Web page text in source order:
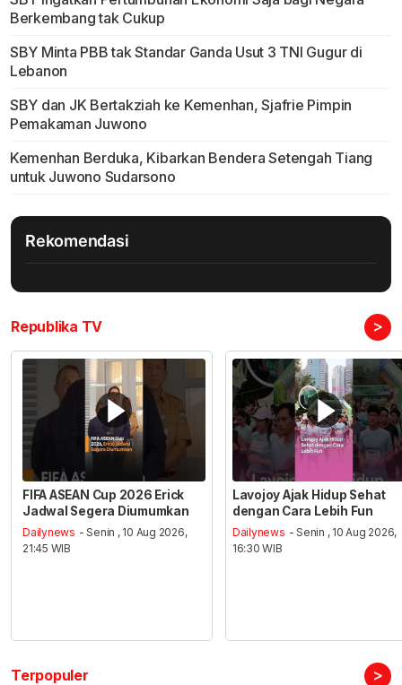
Berkembang tak Cukup
SBY Minta PBB tak Standar Ganda Usut 3 TNI Gugur di
Lebanon
SBY dan JK Bertakziah ke Kemenhan, Sjafrie Pimpin
Pemakaman Juwono
Kemenhan Berduka, Kibarkan Bendera Setengah Tiang
untuk Juwono Sudarsono
Rekomendasi
Republika TV >
FIFA ASEAN Cup 2026 Erick
Jadwal Segera Diumumkan
Dailynews - Senin , 10 Aug 2026,
21:45 WIB
Lavojoy Ajak Hidup Sehat
dengan Cara Lebih Fun
Dailynews - Senin , 10 Aug 2026,
16:30 WIB
Terpopuler >